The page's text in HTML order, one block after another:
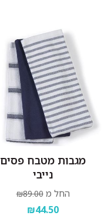
מגבות מטבח פסים
נייבי
החל מ ₪89.00
₪44.50